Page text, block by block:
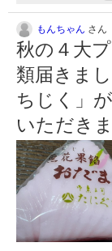
もんちゃん さん
秋の４大
類届きま
ちじく」
いただき